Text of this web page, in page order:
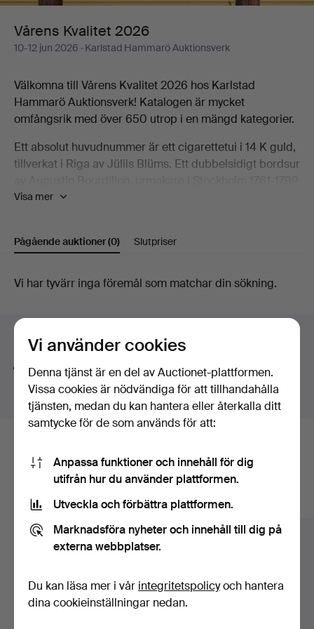
Vårens Kvalitet 2026
10-12 jun 2026 · Karlstad Hammarö Auktionsverk
Välkomna till Vårens Kvalitet 2026 hos Karlstad
Hammarö Auktionsverk! Katalogen är mycket
omfångsrik med över 650 utrop i en mängd kategorier.
Ett absolut huvudnummer är ett cigarettetui i 14 K guld,
tillverkat i Riga av Jüliis Blüms. Ett dubbelsidigt bordsur
är en aptitretare från konsthantverksavdelningen och
Här erbjuds måleri och träsnitt av Lars Lerin,
stämningsfulla landskap av Bror Lindh, Olof Walfrid
av Arthur Wardle samt mer moderna alster av bland
andra Ingemar Lööf, Esaias Thorén och Sigrid
Design- och konsthantverket innefattar en
serveringsvagn, formgiven av Alvar Aalto och tillverkad
i Hedemora, gott om välbekanta figurer och karaktärer
skandinavisk belysningskonst, svenska rölakanmattor
och danska designmöbler. Lägg därtill flera
eftertraktade möbler av Jonas Bohlin, klassiker av
Bruno Mathsson och en fin mix av allmogearbeten.
Katalogen rymmer även gardiner och gardinkappor
vävda av "Fryksdalsmora" Ida Sahlström, en mängd
1958, en jukebox, en höghjuling och mycket mycket mer.
Visa mer
Pågående auktioner(0) Slutpriser
Pågående
auktioner
Vi har tyvärr inga föremål som matchar din sökning.
Söktips
Vi söker automatiskt delar av ord. Söker du påband
hittar vi ävenarm bandsur.
Här är föremål från vårt arkiv som
matchar din sökning
Visa alla föremål
Vi använder cookies
Denna tjänst är en del av Auctionet-plattformen.
Vissa cookies är nödvändiga för att tillhandahålla
tjänsten, medan du kan hantera eller återkalla ditt
samtycke för de som används för att:
Anpassa funktioner och innehåll för dig
utifrån hur du använder plattformen.
Utveckla och förbättra plattformen.
Marknadsföra nyheter och innehåll till dig på
externa webbplatser.
Du kan läsa mer i vår integritetspolicyoch hantera
dina cookieinställningar nedan.